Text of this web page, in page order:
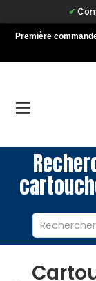
Première